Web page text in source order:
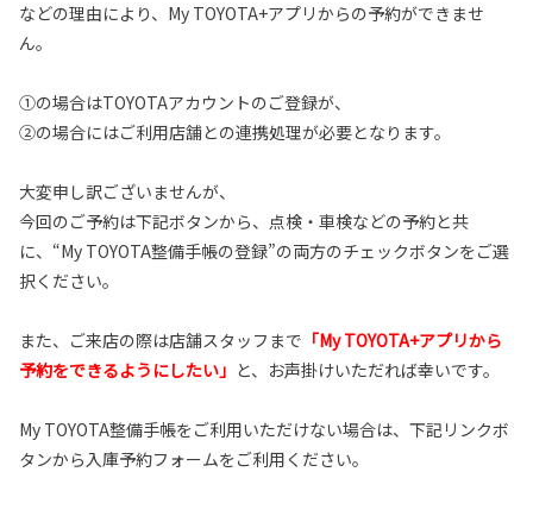
などの理由により、My TOYOTA+アプリからの予約ができませ
ん。
①の場合はTOYOTAアカウントのご登録が、
②の場合にはご利用店舗との連携処理が必要となります。
大変申し訳ございませんが、
今回のご予約は下記ボタンから、点検・車検などの予約と共
に、“My TOYOTA整備手帳の登録”の両方のチェックボタンをご選
択ください。
また、ご来店の際は店舗スタッフまで 「My TOYOTA+アプリから
予約をできるようにしたい」 と、お声掛けいただれば幸いです。
My TOYOTA整備手帳をご利用いただけない場合は、下記リンクボ
タンから入庫予約フォームをご利用ください。